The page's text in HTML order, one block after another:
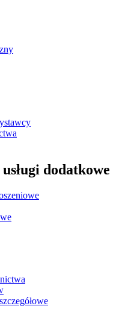
dodatkowe